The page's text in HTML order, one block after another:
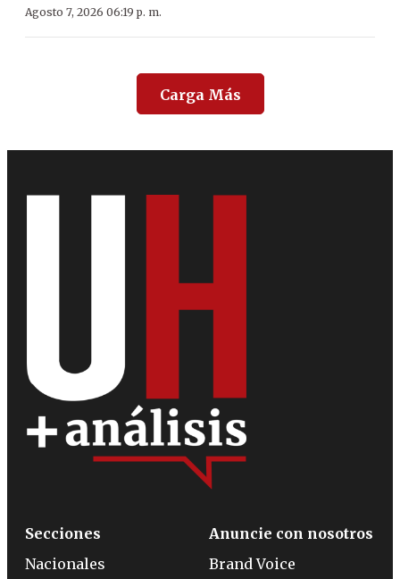
Agosto 7, 2026 06:19 p. m.
Carga Más
Secciones
Nacionales
Anuncie con nosotros
Brand Voice